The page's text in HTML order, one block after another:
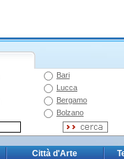
Bari
Lucca
Bergamo
Bolzano
Città d'Arte